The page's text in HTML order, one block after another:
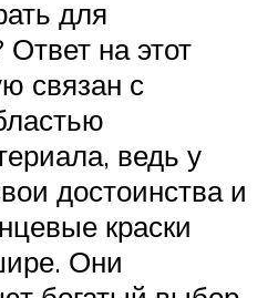
для
Ответ на этот
связан с
ведь у
достоинства и
краски
Они